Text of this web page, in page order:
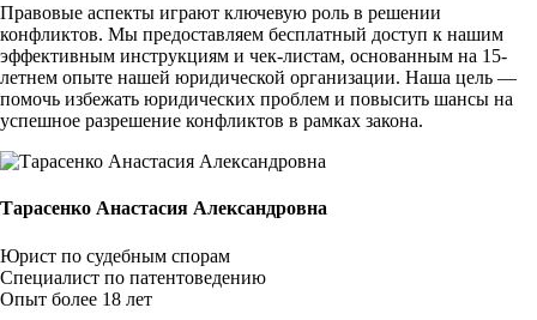
Правовые аспекты играют ключевую роль в решении
конфликтов. Мы предоставляем бесплатный доступ к нашим
эффективным инструкциям и чек-листам, основанным на 15-
летнем опыте нашей юридической организации. Наша цель —
помочь избежать юридических проблем и повысить шансы на
успешное разрешение конфликтов в рамках закона.
Тарасенко Анастасия Александровна
Юрист по судебным спорам
Специалист по патентоведению
Опыт более 18 лет